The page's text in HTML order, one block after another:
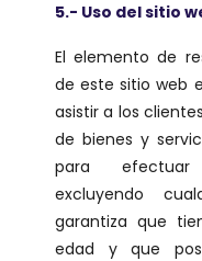
5.- Uso del sitio
El elemento de
de este sitio web
asistir a los
de bienes y
para efectuar
excluyendo
garantiza que
edad y que